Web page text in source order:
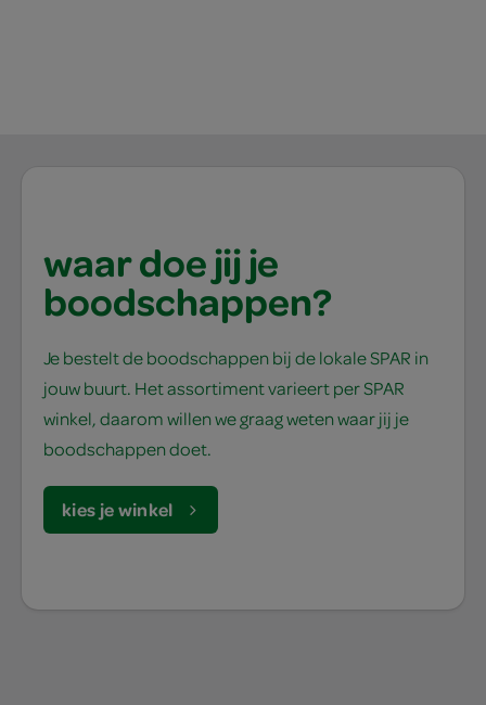
waar doe jij je
boodschappen?
Je bestelt de boodschappen bij de lokale SPAR in
jouw buurt. Het assortiment varieert per SPAR
winkel, daarom willen we graag weten waar jij je
boodschappen doet.
kies je winkel